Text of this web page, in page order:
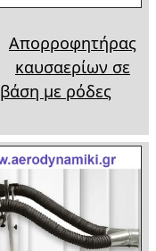
Απορροφητήρας
καυσαερίων σε
βάση με ρόδες